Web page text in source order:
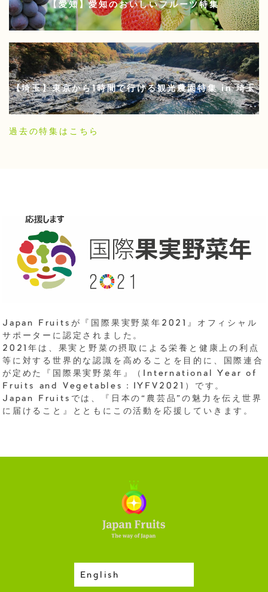
【愛知】愛知のおいしいフルーツ特集
【埼玉】東京から1時間で行ける観光農園特集 in 埼玉
過去の特集はこちら
Japan Fruitsが『国際果実野菜年2021』オフィシャル
サポーターに認定されました。
2021年は、果実と野菜の摂取による栄養と健康上の利点
等に対する世界的な認識を高めることを目的に、国際連合
が定めた『国際果実野菜年』（International Year of
Fruits and Vegetables：IYFV2021）です。
Japan Fruitsでは、『日本の“農芸品”の魅力を伝え世界
に届けること』とともにこの活動を応援していきます。
English収穫カレンダー